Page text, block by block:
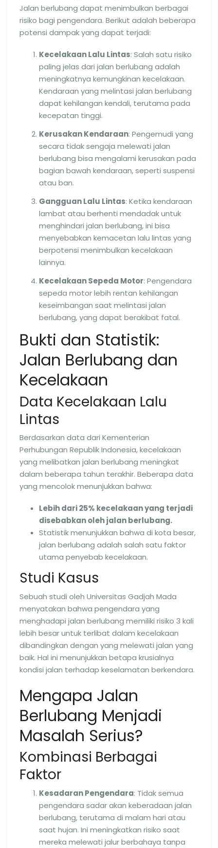
Jalan berlubang dapat menimbulkan berbagai
risiko bagi pengendara. Berikut adalah beberapa
potensi dampak yang dapat terjadi:
Kecelakaan Lalu Lintas: Salah satu risiko
paling jelas dari jalan berlubang adalah
meningkatnya kemungkinan kecelakaan.
Kendaraan yang melintasi jalan berlubang
dapat kehilangan kendali, terutama pada
kecepatan tinggi.
Kerusakan Kendaraan: Pengemudi yang
secara tidak sengaja melewati jalan
berlubang bisa mengalami kerusakan pada
bagian bawah kendaraan, seperti suspensi
atau ban.
Gangguan Lalu Lintas: Ketika kendaraan
lambat atau berhenti mendadak untuk
menghindari jalan berlubang, ini bisa
menyebabkan kemacetan lalu lintas yang
berpotensi menimbulkan kecelakaan
lainnya.
Kecelakaan Sepeda Motor: Pengendara
sepeda motor lebih rentan kehilangan
keseimbangan saat melintasi jalan
berlubang, yang dapat berakibat fatal.
Bukti dan Statistik:
Jalan Berlubang dan
Kecelakaan
Data Kecelakaan Lalu
Lintas
Berdasarkan data dari Kementerian
Perhubungan Republik Indonesia, kecelakaan
yang melibatkan jalan berlubang meningkat
dalam beberapa tahun terakhir. Beberapa data
yang mencolok menunjukkan bahwa:
Lebih dari 25% kecelakaan yang terjadi
disebabkan oleh jalan berlubang.
Statistik menunjukkan bahwa di kota besar,
jalan berlubang adalah salah satu faktor
utama penyebab kecelakaan.
Studi Kasus
Sebuah studi oleh Universitas Gadjah Mada
menyatakan bahwa pengendara yang
menghadapi jalan berlubang memiliki risiko 3 kali
lebih besar untuk terlibat dalam kecelakaan
dibandingkan dengan yang melewati jalan yang
baik. Hal ini menunjukkan betapa krusialnya
kondisi jalan terhadap keselamatan berkendara.
Mengapa Jalan
Berlubang Menjadi
Masalah Serius?
Kombinasi Berbagai
Faktor
Kesadaran Pengendara: Tidak semua
pengendara sadar akan keberadaan jalan
berlubang, terutama di malam hari atau
saat hujan. Ini meningkatkan risiko saat
mereka melewati jalur berbahaya tanpa